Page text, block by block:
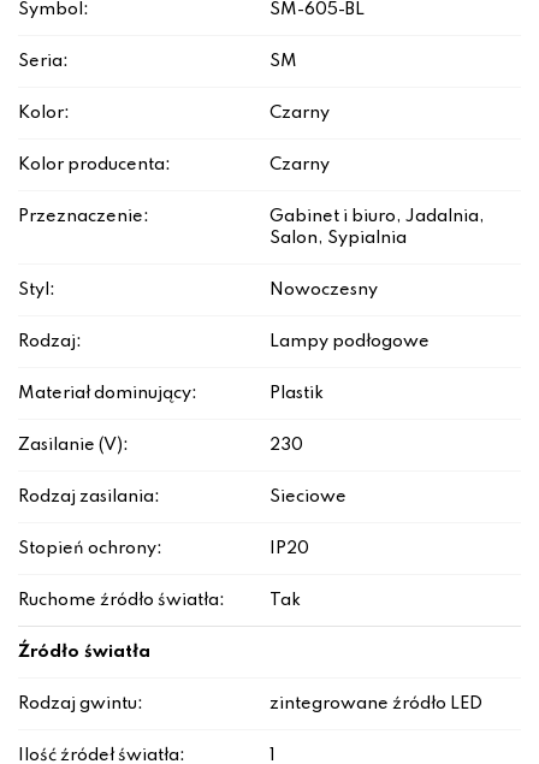
Symbol: SM-605-BL
Seria: SM
Kolor: Czarny
Kolor producenta: Czarny
Przeznaczenie:
Gabinet i biuro, Jadalnia,
Salon, Sypialnia
Styl: Nowoczesny
Rodzaj: Lampy podłogowe
Materiał dominujący: Plastik
Zasilanie (V): 230
Rodzaj zasilania: Sieciowe
Stopień ochrony: IP20
Ruchome źródło światła: Tak
Źródło światła
Rodzaj gwintu: zintegrowane źródło LED
Ilość źródeł światła: